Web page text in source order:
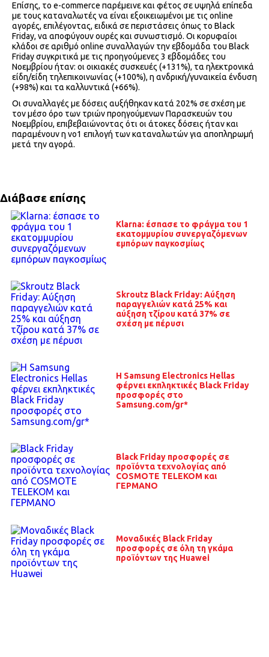
Επίσης, το e-commerce παρέμεινε και φέτος σε υψηλά επίπεδα
με τους καταναλωτές να είναι εξοικειωμένοι με τις online
αγορές, επιλέγοντας, ειδικά σε περιστάσεις όπως το Black
Friday, να αποφύγουν ουρές και συνωστισμό. Οι κορυφαίοι
κλάδοι σε αριθμό online συναλλαγών την εβδομάδα του Black
Friday συγκριτικά με τις προηγούμενες 3 εβδομάδες του
Νοεμβρίου ήταν: οι οικιακές συσκευές (+131%), τα ηλεκτρονικά
είδη/είδη τηλεπικοινωνίας (+100%), η ανδρική/γυναικεία ένδυση
(+98%) και τα καλλυντικά (+66%).
Οι συναλλαγές με δόσεις αυξήθηκαν κατά 202% σε σχέση με
τον μέσο όρο των τριών προηγούμενων Παρασκευών του
Νοεμβρίου, επιβεβαιώνοντας ότι οι άτοκες δόσεις ήταν και
παραμένουν η νο1 επιλογή των καταναλωτών για αποπληρωμή
μετά την αγορά.
Διάβασε επίσης
Klarna: έσπασε το φράγμα του 1
εκατομμυρίου συνεργαζόμενων
εμπόρων παγκοσμίως
Skroutz Black Friday: Αύξηση
παραγγελιών κατά 25% και
αύξηση τζίρου κατά 37% σε
σχέση με πέρυσι
Η Samsung Electronics Hellas
φέρνει εκπληκτικές Black Friday
προσφορές στο
Samsung.com/gr*
Black Friday προσφορές σε
προϊόντα τεχνολογίας από
COSMOTE TELEKOM και
ΓΕΡΜΑΝΟ
Μοναδικές Black Friday
προσφορές σε όλη τη γκάμα
προϊόντων της Huawei